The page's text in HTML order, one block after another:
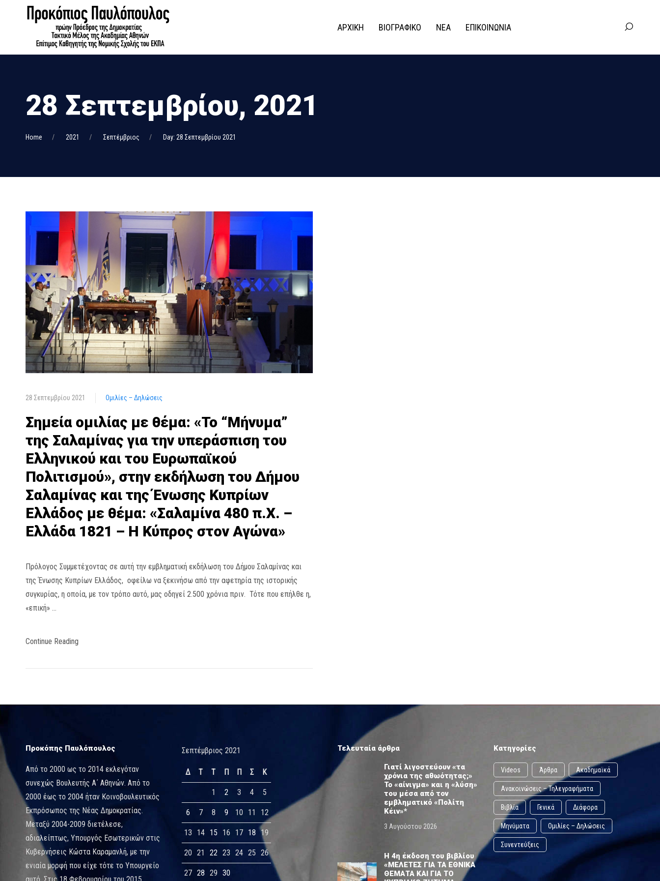
ΑΡΧΙΚΗ ΒΙΟΓΡΑΦΙΚΟ ΝΕΑ ΕΠΙΚΟΙΝΩΝΙΑ
28 Σεπτεμβρίου, 2021
Home 2021 Σεπτέμβριος Day: 28 Σεπτεμβρίου 2021
28 Σεπτεμβρίου 2021 Ομιλίες – Δηλώσεις
Σημεία ομιλίας με θέμα: «Το “Μήνυμα”
της Σαλαμίνας για την υπεράσπιση του
Ελληνικού και του Ευρωπαϊκού
Πολιτισμού», στην εκδήλωση του Δήμου
Σαλαμίνας και της Ένωσης Κυπρίων
Ελλάδος με θέμα: «Σαλαμίνα 480 π.Χ. –
Ελλάδα 1821 – Η Κύπρος στον Αγώνα»
Πρόλογος Συμμετέχοντας σε αυτή την εμβληματική εκδήλωση του Δήμου Σαλαμίνας και
της Ένωσης Κυπρίων Ελλάδος, οφείλω να ξεκινήσω από την αφετηρία της ιστορικής
συγκυρίας, η οποία, με τον τρόπο αυτό, μας οδηγεί 2.500 χρόνια πριν. Τότε που επήλθε η,
«επική» …
Continue Reading
Προκόπης Παυλόπουλος
Από το 2000 ως το 2014 εκλεγόταν
συνεχώς Βουλευτής Α΄ Αθηνών. Από το
2000 έως το 2004 ήταν Κοινοβουλευτικός
Εκπρόσωπος της Νέας Δημοκρατίας.
Μεταξύ 2004-2009 διετέλεσε,
αδιαλείπτως, Υπουργός Εσωτερικών στις
Κυβερνήσεις Κώστα Καραμανλή, με την
ενιαία μορφή που είχε τότε το Υπουργείο
Σεπτέμβριος 2021
Δ Τ Τ Π Π Σ Κ
1 2 3 4 5
6 7 8 9 10 11 12
13 14 15 16 17 18 19
20 21 22 23 24 25 26
27 28 29 30
Τελευταία άρθρα
Γιατί λιγοστεύουν «τα
χρόνια της αθωότητας;»
Το «αίνιγμα» και η «λύση»
του μέσα από τον
εμβληματικό «Πολίτη
Κέιν»*
3 Αυγούστου 2026
Η 4η έκδοση του βιβλίου
«ΜΕΛΕΤΕΣ ΓΙΑ ΤΑ ΕΘΝΙΚΑ
ΘΕΜΑΤΑ ΚΑΙ ΓΙΑ ΤΟ
Κατηγορίες
Videos Άρθρα Ακαδημαϊκά
Ανακοινώσεις – Τηλεγραφήματα
Βιβλία Γενικά Διάφορα
Μηνύματα Ομιλίες – Δηλώσεις
Συνεντεύξεις